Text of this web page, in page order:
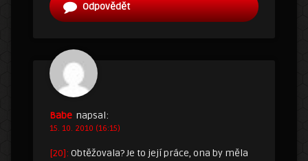
Odpovědět
Babe napsal:
15. 10. 2010 (16:15)
[20]: Obtěžovala? Je to její práce, ona by měla